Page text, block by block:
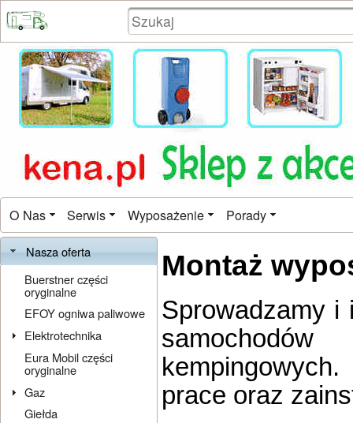
O Nas Serwis Wyposażenie Porady
Nasza oferta
Buerstner części
oryginalne
EFOY ogniwa paliwowe
Elektrotechnika
Eura Mobil części
oryginalne
Gaz
Giełda
Montaż
Sprowadzamy i
prace oraz